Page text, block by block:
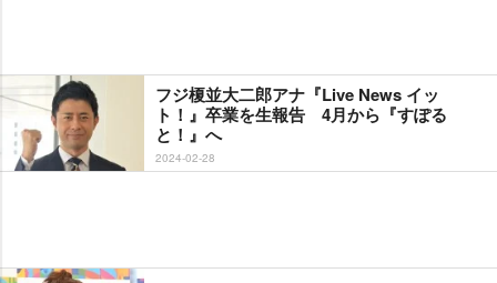
フジ榎並大二郎アナ『Live News イッ
ト！』卒業を生報告 4月から『すぽる
と！』へ
2024-02-28